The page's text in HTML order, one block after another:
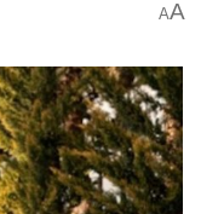
AA